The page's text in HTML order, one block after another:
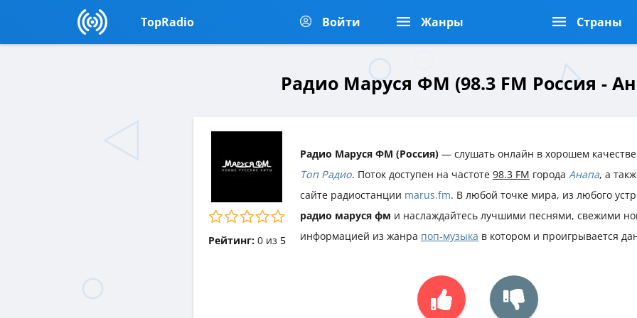
TopRadio Войти Жанры Страны
Радио Маруся ФМ (98.3 FM Россия -
Рейтинг: 0из 5
Радио Маруся ФМ (Россия) — слушать онлайн в хорошем качестве
Топ Радио. Поток доступен на частоте 98.3 FM города Анапа, а
сайте радиостанции marus.fm. В любой точке мира, из любого
радио маруся фм и наслаждайтесь лучшими песнями, свежими
информацией из жанра поп-музыка в котором и проигрывается